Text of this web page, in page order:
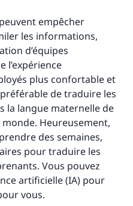
empêcher
les informations,
d’équipes
l’expérience
plus confortable et
de traduire les
la langue maternelle de
Heureusement,
des semaines,
pour traduire les
Vous pouvez
artificielle (IA) pour
vous.